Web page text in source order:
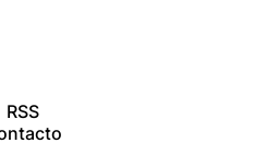
RSS